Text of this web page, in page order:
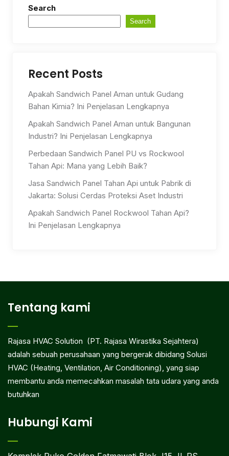
Search
Search
Recent Posts
Apakah Sandwich Panel Aman untuk Gudang
Bahan Kimia? Ini Penjelasan Lengkapnya
Apakah Sandwich Panel Aman untuk Bangunan
Industri? Ini Penjelasan Lengkapnya
Perbedaan Sandwich Panel PU vs Rockwool
Tahan Api: Mana yang Lebih Baik?
Jasa Sandwich Panel Tahan Api untuk Pabrik di
Jakarta: Solusi Cerdas Proteksi Aset Industri
Apakah Sandwich Panel Rockwool Tahan Api?
Ini Penjelasan Lengkapnya
Tentang kami
Rajasa HVAC Solution (PT. Rajasa Wirastika Sejahtera)
adalah sebuah perusahaan yang bergerak dibidang Solusi
HVAC (Heating, Ventilation, Air Conditioning), yang siap
membantu anda memecahkan masalah tata udara yang anda
butuhkan
Hubungi Kami